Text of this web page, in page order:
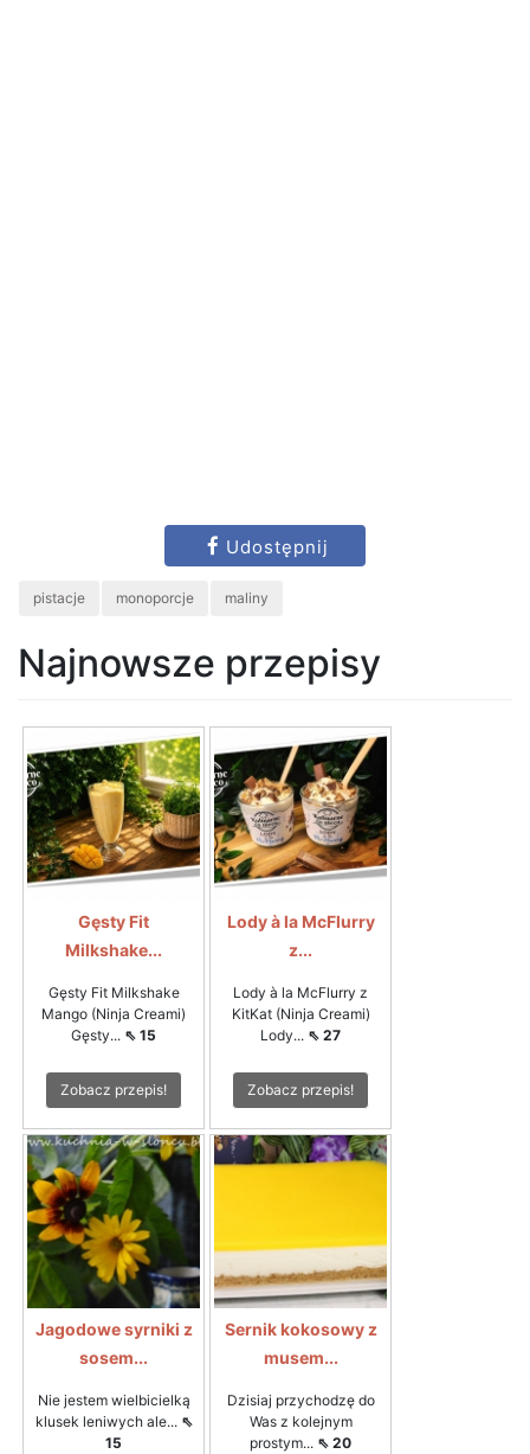
Udostępnij
pistacje monoporcje maliny
Najnowsze przepisy
Gęsty Fit
Milkshake...
Gęsty Fit Milkshake
Mango (Ninja Creami)
Gęsty... ⇖ 15
Zobacz przepis!
Lody à la McFlurry
z...
Lody à la McFlurry z
KitKat (Ninja Creami)
Lody... ⇖ 27
Zobacz przepis!
Jagodowe syrniki z
sosem...
Nie jestem wielbicielką
klusek leniwych ale... ⇖
15
Sernik kokosowy z
musem...
Dzisiaj przychodzę do
Was z kolejnym
prostym... ⇖ 20